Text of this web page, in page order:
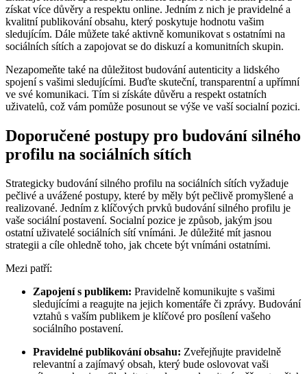
získat více důvěry a respektu online. Jedním z nich je pravidelné a
kvalitní publikování obsahu, který poskytuje hodnotu vašim
sledujícím. Dále můžete také aktivně komunikovat s ostatními na
sociálních sítích a zapojovat se do diskuzí a komunitních skupin.
Nezapomeňte také na důležitost budování autenticity a lidského
spojení s vašimi sledujícími. Buďte skuteční, transparentní a upřímní
ve své komunikaci. Tím si získáte důvěru a respekt ostatních
uživatelů, což vám pomůže posunout se výše ve vaší socialní pozici.
Doporučené postupy pro budování silného
profilu na sociálních sítích
Strategicky budování silného profilu na sociálních sítích vyžaduje
pečlivé a uvážené postupy, které by měly být pečlivě promyšlené a
realizované. Jedním z klíčových prvků budování silného profilu je
vaše sociální postavení. Socialní pozice je způsob, jakým jsou
ostatní uživatelé sociálních sítí vnímáni. Je důležité mít jasnou
strategii a cíle ohledně toho, jak chcete být vnímáni ostatními.
Mezi patří:
Zapojení s publikem: Pravidelně komunikujte s vašimi
sledujícími a reagujte na jejich komentáře či zprávy. Budování
vztahů s vaším publikem je klíčové pro posílení vašeho
sociálního postavení.
Pravidelné publikování obsahu: Zveřejňujte pravidelně
relevantní a zajímavý obsah, který bude oslovovat vaši